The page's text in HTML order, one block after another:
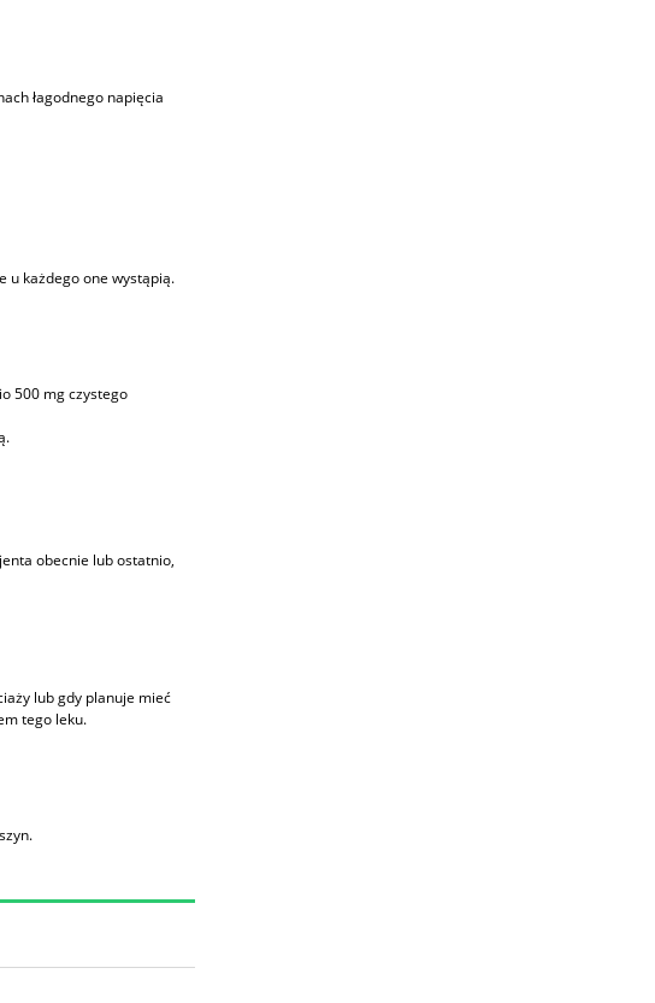
łagodnego napięcia
u każdego one wystąpią.
500 mg czystego
obecnie lub ostatnio,
lub gdy planuje mieć
tego leku.